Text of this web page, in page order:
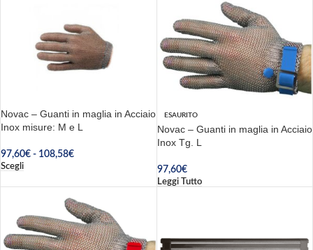
Novac – Guanti in maglia in Acciaio
Inox misure: M e L
97,60€ - 108,58€
Scegli
ESAURITO
Novac – Guanti in maglia in Acciaio
Inox Tg. L
97,60€
Leggi Tutto